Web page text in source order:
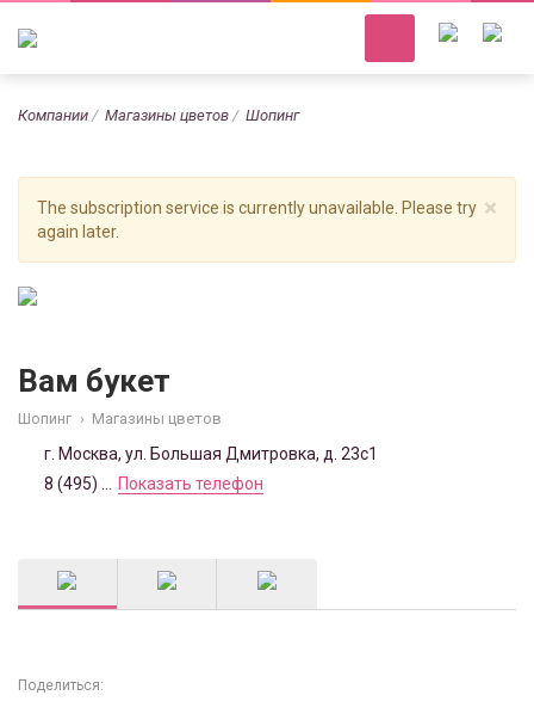
Компании Магазины цветов Шопинг
×
The subscription service is currently unavailable. Please try
again later.
Вам букет
Шопинг › Магазины цветов
г. Москва, ул. Большая Дмитровка, д. 23с1
8 (495) ...
Показать телефон
Поделиться: